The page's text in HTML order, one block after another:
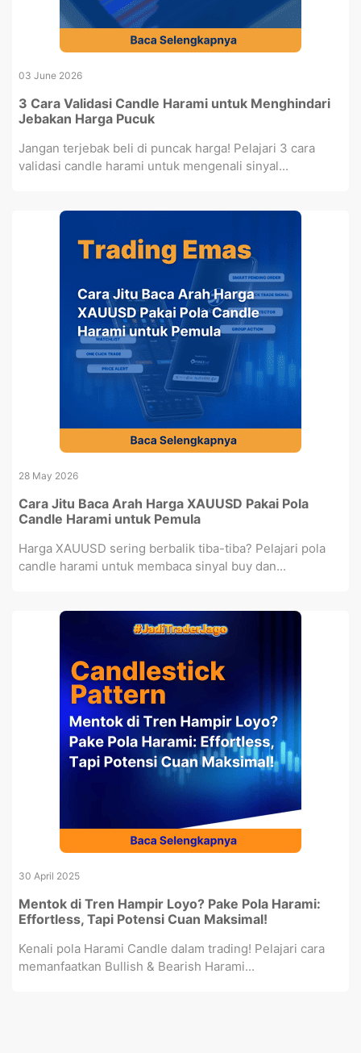
03 June 2026
3 Cara Validasi Candle Harami untuk Menghindari
Jebakan Harga Pucuk
Jangan terjebak beli di puncak harga! Pelajari 3 cara
validasi candle harami untuk mengenali sinyal...
28 May 2026
Cara Jitu Baca Arah Harga XAUUSD Pakai Pola
Candle Harami untuk Pemula
Harga XAUUSD sering berbalik tiba-tiba? Pelajari pola
candle harami untuk membaca sinyal buy dan...
30 April 2025
Mentok di Tren Hampir Loyo? Pake Pola Harami:
Effortless, Tapi Potensi Cuan Maksimal!
Kenali pola Harami Candle dalam trading! Pelajari cara
memanfaatkan Bullish & Bearish Harami...